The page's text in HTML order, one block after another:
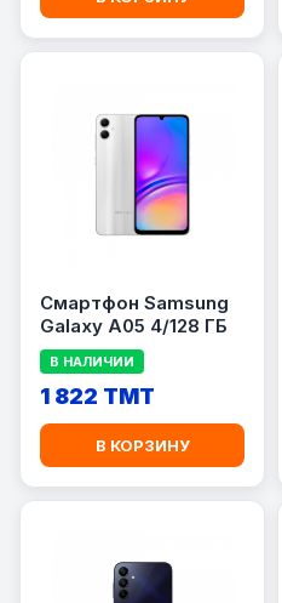
Смартфон Samsung
Galaxy A05 4/128 ГБ
В НАЛИЧИИ
1 822 TMT
В КОРЗИНУ